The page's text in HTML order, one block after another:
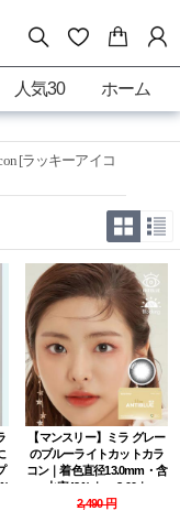
人気30 ホーム
[ラッキーアイコ
【マンスリー】ミラ グレー
のブルーライトカットカラ
コン｜着色直径13.0mm・含
水率42％｜～-8.00｜
PREMIUM アンチブルー
2,490 円